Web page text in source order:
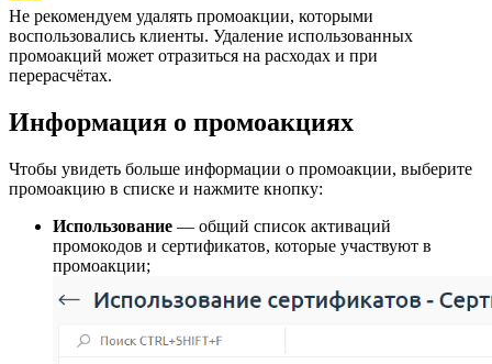
Не рекомендуем удалять промоакции, которыми
воспользовались клиенты. Удаление использованных
промоакций может отразиться на расходах и при
перерасчётах.
Информация о промоакциях
Чтобы увидеть больше информации о промоакции, выберите
промоакцию в списке и нажмите кнопку:
Использование — общий список активаций
промокодов и сертификатов, которые участвуют в
промоакции;